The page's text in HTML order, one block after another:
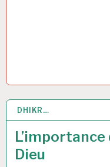
DHIKR…
Dieu
26 MAI 2017